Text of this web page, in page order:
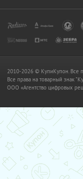
2010-2026 © КупиКупон. Все
Все права на товарный знак
OOO «Агентство цифровых